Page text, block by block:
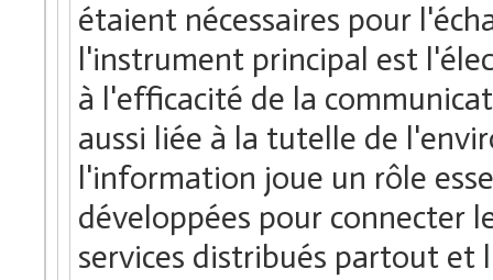
étaient nécessaires pour
l'instrument principal est
à l'efficacité de la
aussi liée à la tutelle de
l'information joue un rôle
développées pour connecter
services distribués partout et